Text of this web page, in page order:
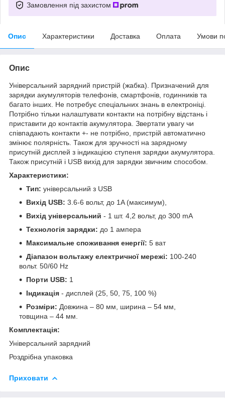
Замовлення під захистом
Опис Характеристики Доставка Оплата Умови
Опис
Універсальний зарядний пристрій (жабка). Призначений для
зарядки акумуляторів телефонів, смартфонів, годинників та
багато інших. Не потребує спеціальних знань в електроніці.
Потрібно тільки налаштувати контакти на потрібну відстань і
приставити до контактів акумулятора. Звертати увагу чи
співпадають контакти +- не потрібно, пристрій автоматично
змінює полярність. Також для зручності на зарядному
присутній дисплей з індикацією ступеня зарядки акумулятора.
Також присутній і USB вихід для зарядки звичним способом.
Характеристики:
Тип: універсальний з USB
Вихід USB: 3.6-6 вольт, до 1A (максимум),
Вихід універсальний - 1 шт. 4,2 вольт, до 300 mA
Технологія зарядки: до 1 ампера
Максимальне споживання енергії: 5 ват
Діапазон вольтажу електричної мережі: 100-240
вольт. 50/60 Hz
Порти USB: 1
Індикація - дисплей (25, 50, 75, 100 %)
Розміри: Довжина – 80 мм, ширина – 54 мм,
товщина – 44 мм.
Комплектація:
Універсальний зарядний
Роздрібна упаковка
Приховати